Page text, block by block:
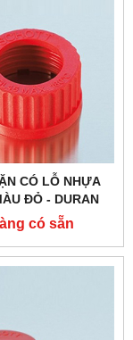
CÓ LỖ NHỰA
ĐỎ - DURAN
có sẵn